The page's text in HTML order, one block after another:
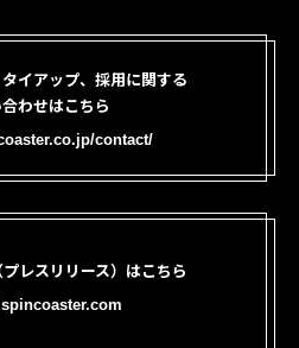
イアップ、採用に関する
わせはこちら
contact/
レスリリース）はこちら